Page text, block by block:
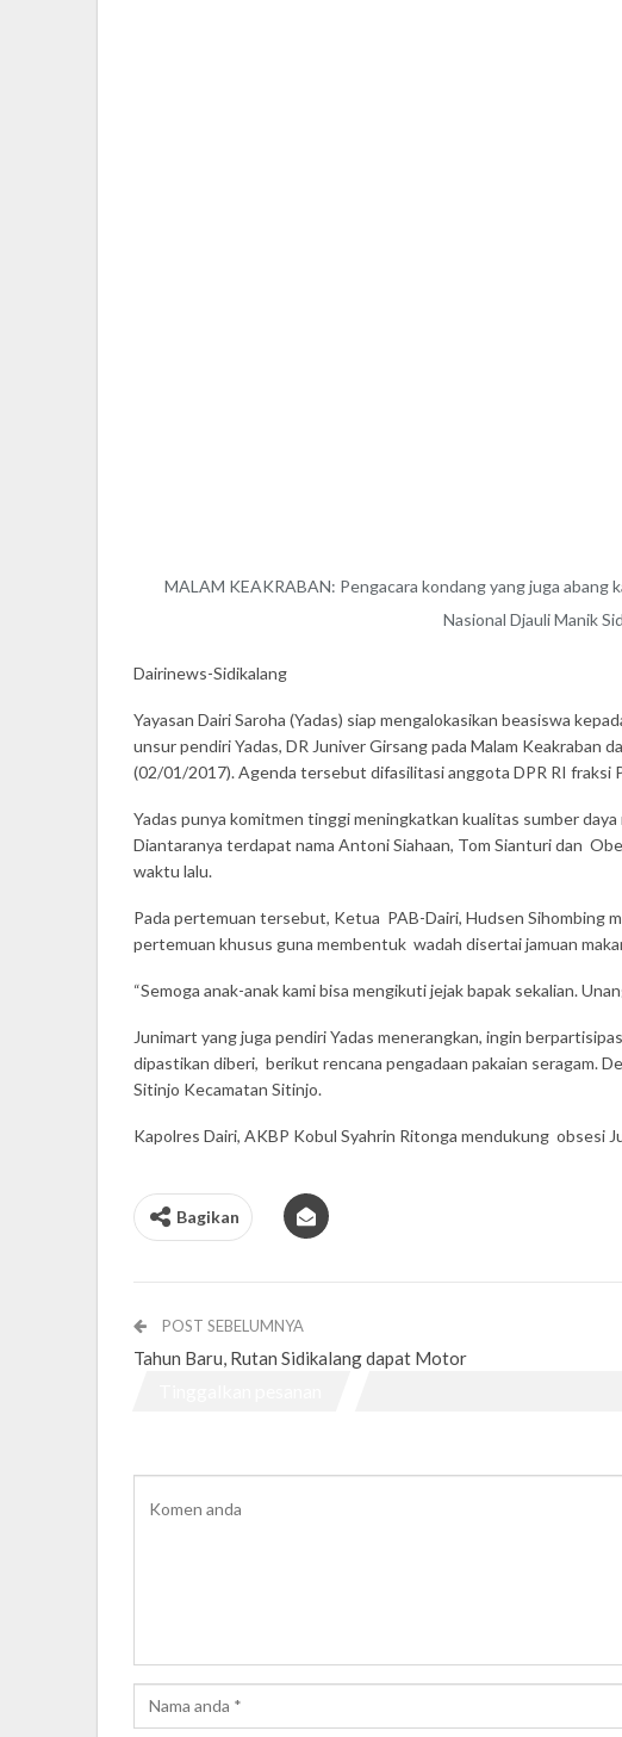
MALAM KEAKRABAN: Pengacara kondang yang juga abang
Nasional Djauli Manik
Dairinews-Sidikalang
Yayasan Dairi Saroha (Yadas) siap mengalokasikan beasiswa
unsur pendiri Yadas, DR Juniver Girsang pada Malam Keakraban
(02/01/2017). Agenda tersebut difasilitasi anggota DPR RI fraksi
Yadas punya komitmen tinggi meningkatkan kualitas sumber
Diantaranya terdapat nama Antoni Siahaan, Tom Sianturi dan
waktu lalu.
Pada pertemuan tersebut, Ketua PAB-Dairi, Hudsen Sihombing
pertemuan khusus guna membentuk wadah disertai jamuan
“Semoga anak-anak kami bisa mengikuti jejak bapak sekalian.
Junimart yang juga pendiri Yadas menerangkan, ingin
dipastikan diberi, berikut rencana pengadaan pakaian seragam.
Sitinjo Kecamatan Sitinjo.
Kapolres Dairi, AKBP Kobul Syahrin Ritonga mendukung obsesi
Bagikan
POST SEBELUMNYA
Tahun Baru, Rutan Sidikalang dapat Motor